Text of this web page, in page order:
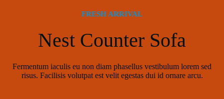
FRESH ARRIVAL
Nest Counter Sofa
Fermentum iaculis eu non diam phasellus vestibulum lorem sed
risus. Facilisis volutpat est velit egestas dui id ornare arcu.